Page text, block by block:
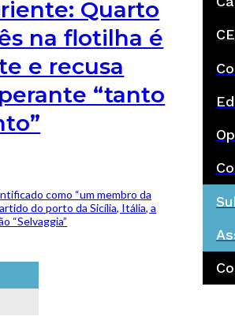
Quarto
na flotilha é
e recusa
“tanto
como “um membro da
do porto da Sicília, Itália, a
“Selvaggia”